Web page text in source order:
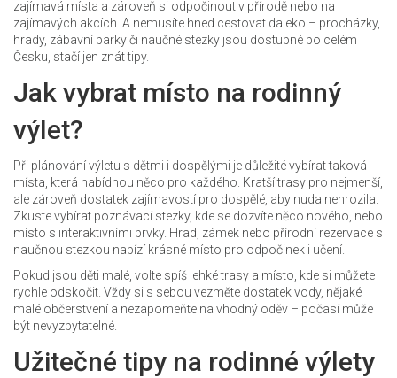
i
zajímavá místa a zároveň si odpočinout v přírodě nebo na
zajímavých akcích. A nemusíte hned cestovat daleko – procházky,
hrady, zábavní parky či naučné stezky jsou dostupné po celém
Česku, stačí jen znát tipy.
Jak vybrat místo na rodinný
výlet?
Při plánování výletu s dětmi i dospělými je důležité vybírat taková
místa, která nabídnou něco pro každého. Kratší trasy pro nejmenší,
ale zároveň dostatek zajímavostí pro dospělé, aby nuda nehrozila.
Zkuste vybírat poznávací stezky, kde se dozvíte něco nového, nebo
místo s interaktivními prvky. Hrad, zámek nebo přírodní rezervace s
naučnou stezkou nabízí krásné místo pro odpočinek i učení.
Pokud jsou děti malé, volte spíš lehké trasy a místo, kde si můžete
rychle odskočit. Vždy si s sebou vezměte dostatek vody, nějaké
malé občerstvení a nezapomeňte na vhodný oděv – počasí může
být nevyzpytatelné.
Užitečné tipy na rodinné výlety